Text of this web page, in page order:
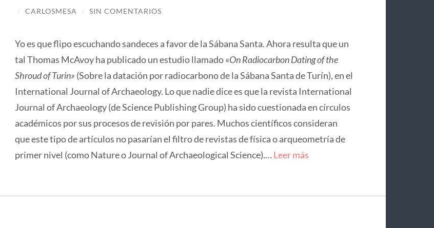
/ CARLOSMESA / SIN COMENTARIOS
Yo es que flipo escuchando sandeces a favor de la Sábana Santa. Ahora resulta que un
tal Thomas McAvoy ha publicado un estudio llamado «On Radiocarbon Dating of the
Shroud of Turin» (Sobre la datación por radiocarbono de la Sábana Santa de Turín), en el
International Journal of Archaeology. Lo que nadie dice es que la revista International
Journal of Archaeology (de Science Publishing Group) ha sido cuestionada en círculos
académicos por sus procesos de revisión por pares. Muchos científicos consideran
que este tipo de artículos no pasarían el filtro de revistas de física o arqueometría de
primer nivel (como Nature o Journal of Archaeological Science).…Leer más